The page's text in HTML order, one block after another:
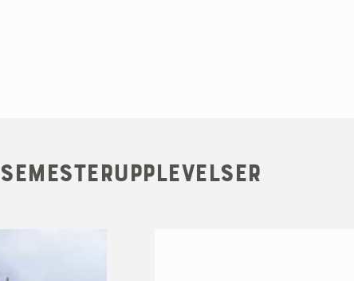
Semesterupplevelser